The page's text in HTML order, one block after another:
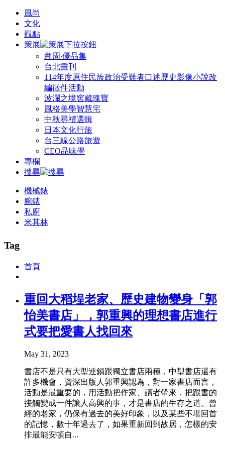
風尚
文化
觀點
策展
商周‧優品集
台北畫刊
114年度原住民族政治受難者口述歷史影像小說改
編徵件活動
波瀾之境窖藏瑰寶
風格美學智慧宅
中秋尋禮選輯
日本文化行旅
台三線公路旅遊
CEO品味學
專欄
搜尋
機械錶
腕錶
私廚
米其林
Tag
首頁
重回大稻埕老家、歷史建物變身「郭
怡美書店」，郭重興的理想書店進行
式要把愛書人找回來
May 31, 2023
書店不是只有大型連鎖跟獨立書店兩種，中型書店還有
許多機會，資深出版人郭重興認為，對一家書店而言，
活動是最重要的，用活動把作家、讀者帶來，把跟書的
接觸變成一件讓人高興的事，才是書店的生存之道。曾
經的老家，仍保有過去的美好印象，以及某些不堪回首
的記憶，數十年過去了，如果重新回到故居，怎樣的安
排最能安頓自...